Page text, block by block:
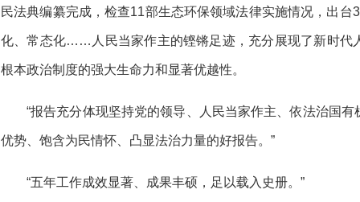
民法典编纂完成，检查11部生态环保领域法律实施情况，出
化、常态化……人民当家作主的铿锵足迹，充分展现了新时代
根本政治制度的强大生命力和显著优越性。
“报告充分体现坚持党的领导、人民当家作主、依法治国
优势、饱含为民情怀、凸显法治力量的好报告。”
“五年工作成效显著、成果丰硕，足以载入史册。”